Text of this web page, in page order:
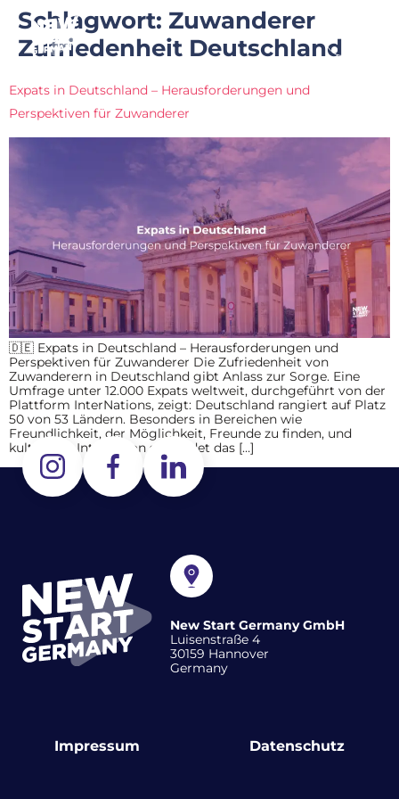
Schlagwort: Zuwanderer
Zufriedenheit Deutschland
Expats in Deutschland – Herausforderungen und
Perspektiven für Zuwanderer
🇩🇪 Expats in Deutschland – Herausforderungen und
Perspektiven für Zuwanderer Die Zufriedenheit von
Zuwanderern in Deutschland gibt Anlass zur Sorge. Eine
Umfrage unter 12.000 Expats weltweit, durchgeführt von der
Plattform InterNations, zeigt: Deutschland rangiert auf Platz
50 von 53 Ländern. Besonders in Bereichen wie
Freundlichkeit, der Möglichkeit, Freunde zu finden, und
kultureller Integration schneidet das […]
New Start Germany GmbH
Luisenstraße 4
30159 Hannover
Germany
Impressum Datenschutz